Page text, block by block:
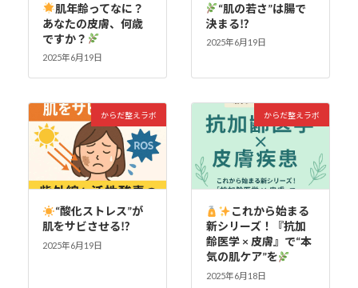
肌年齢ってなに？
あなたの皮膚、何歳
ですか？
2025年6月19日
“肌の若さ”は腸で
決まる⁉
2025年6月19日
からだ整えラボ
“酸化ストレス”が
肌をサビさせる⁉
2025年6月19日
からだ整えラボ
これから始まる
新シリーズ！『抗加
齢医学 × 皮膚』で“本
気の肌ケア”を
2025年6月18日